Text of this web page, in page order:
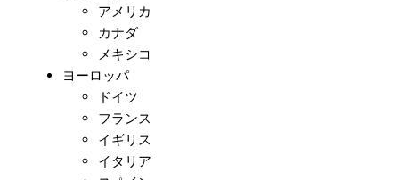
アメリカ
カナダ
メキシコ
ヨーロッパ
ドイツ
フランス
イギリス
イタリア